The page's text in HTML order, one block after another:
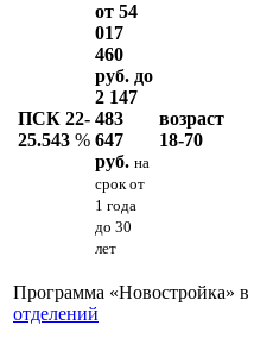
ПСК 22-
25.543 %
от 54
017
460
руб. до
2 147
483
647
руб. на
срокот
1 года
до 30
лет
возраст
18-70
Программа «Новостройка» в
отделений